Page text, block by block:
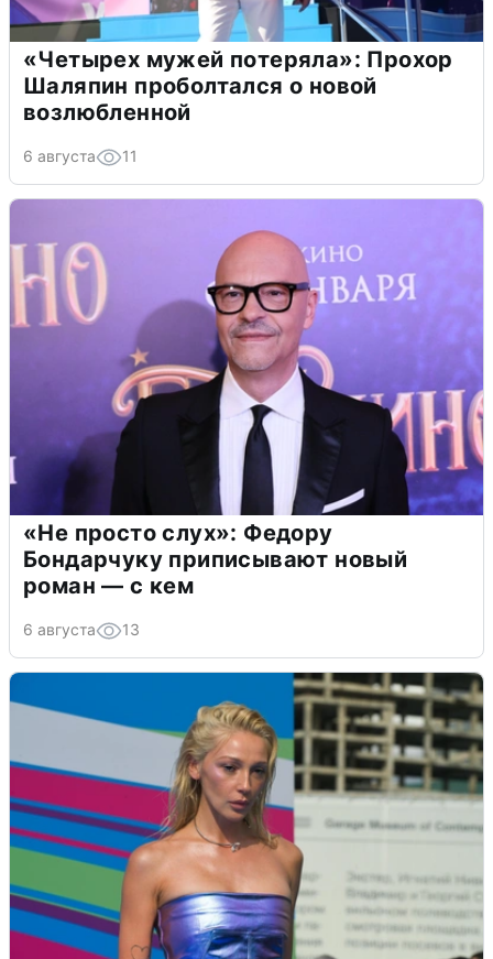
«Четырех мужей потеряла»: Прохор
Шаляпин проболтался о новой
возлюбленной
6 августа 11
«Не просто слух»: Федору
Бондарчуку приписывают новый
роман — с кем
6 августа 13